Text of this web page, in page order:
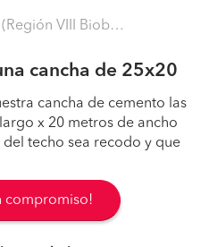
VIII Biobío - Arauco)
cancha de 25x20
cancha de cemento las
x 20 metros de ancho
techo sea recodo y que
compromiso!